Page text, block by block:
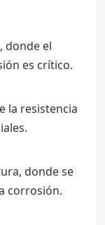
donde el
es crítico.
la resistencia
donde se
corrosión.